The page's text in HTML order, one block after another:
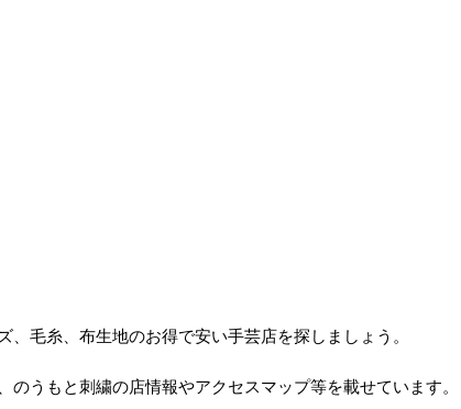
、毛糸、布生地のお得で安い手芸店を探しましょう。
のうもと刺繍の店情報やアクセスマップ等を載せています。